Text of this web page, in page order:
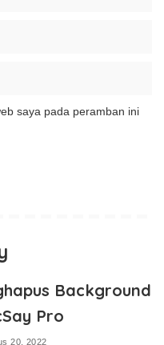
saya pada peramban ini
Background
Pro
20, 2022